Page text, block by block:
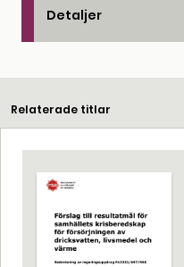
Detaljer
Relaterade titlar